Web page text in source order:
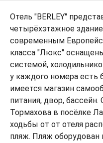
Отель "BERLEY"
четырёхэтажное
современным
класса "Люкс"
системой,
у каждого номера есть
имеется магазин
питания, двор,
Тормахова в посёлке
ходьбы от от отеля
пляж. Пляж оборудован